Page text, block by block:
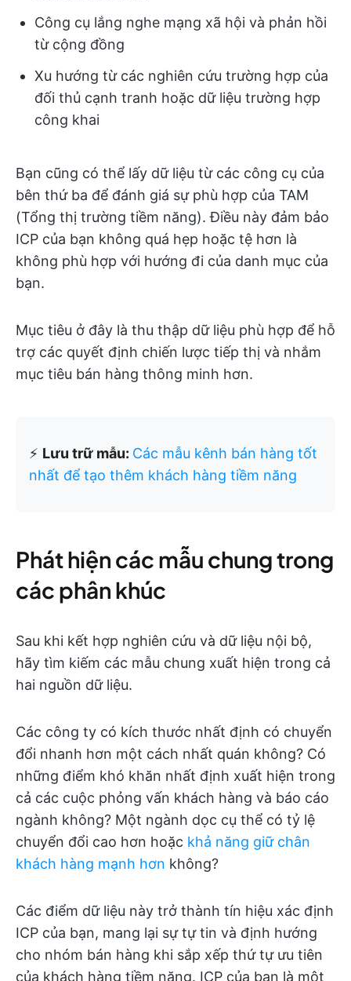
Công cụ lắng nghe mạng xã hội và phản hồi
từ cộng đồng
Xu hướng từ các nghiên cứu trường hợp của
đối thủ cạnh tranh hoặc dữ liệu trường hợp
công khai
Bạn cũng có thể lấy dữ liệu từ các công cụ của
bên thứ ba để đánh giá sự phù hợp của TAM
(Tổng thị trường tiềm năng). Điều này đảm bảo
ICP của bạn không quá hẹp hoặc tệ hơn là
không phù hợp với hướng đi của danh mục của
bạn.
Mục tiêu ở đây là thu thập dữ liệu phù hợp để hỗ
trợ các quyết định chiến lược tiếp thị và nhắm
mục tiêu bán hàng thông minh hơn.
⚡ Lưu trữ mẫu: Các mẫu kênh bán hàng tốt
nhất để tạo thêm khách hàng tiềm năng
Phát hiện các mẫu chung trong
các phân khúc
Sau khi kết hợp nghiên cứu và dữ liệu nội bộ,
hãy tìm kiếm các mẫu chung xuất hiện trong cả
hai nguồn dữ liệu.
Các công ty có kích thước nhất định có chuyển
đổi nhanh hơn một cách nhất quán không? Có
những điểm khó khăn nhất định xuất hiện trong
cả các cuộc phỏng vấn khách hàng và báo cáo
ngành không? Một ngành dọc cụ thể có tỷ lệ
chuyển đổi cao hơn hoặc khả năng giữ chân
khách hàng mạnh hơn không?
Các điểm dữ liệu này trở thành tín hiệu xác định
ICP của bạn, mang lại sự tự tin và định hướng
cho nhóm bán hàng khi sắp xếp thứ tự ưu tiên
của khách hàng tiềm năng. ICP của bạn là một